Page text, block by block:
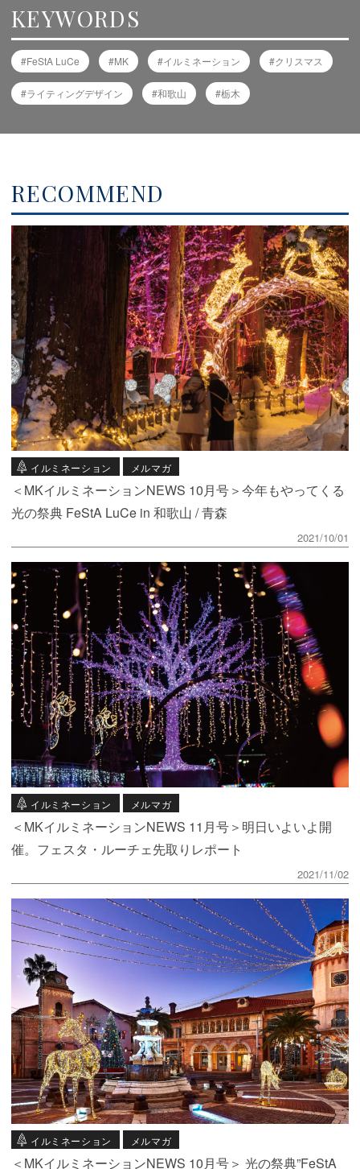
KEYWORDS
FeStA LuCe MK イルミネーション クリスマス
ライティングデザイン 和歌山 栃木
RECOMMEND
イルミネーション メルマガ
＜MKイルミネーションNEWS 10月号＞今年もやってくる
光の祭典 FeStA LuCe in 和歌山 / 青森
2021/10/01
イルミネーション メルマガ
＜MKイルミネーションNEWS 11月号＞明日いよいよ開
催。フェスタ・ルーチェ先取りレポート
2021/11/02
イルミネーション メルマガ
＜MKイルミネーションNEWS 10月号＞ 光の祭典”FeStA